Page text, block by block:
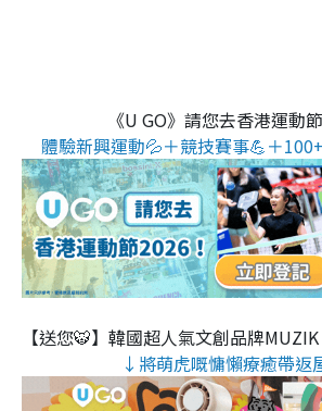
《U GO》請您去香港運動
體驗新興運動💦＋競技賽事💪＋
【送您🐯】韓國超人氣文創品牌
↓將萌虎嘅慵懶療癒帶返